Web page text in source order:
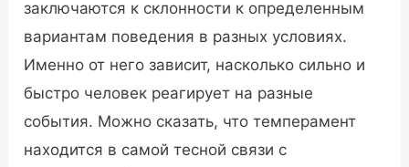
заключаются к склонности к определенным
вариантам поведения в разных условиях.
Именно от него зависит, насколько сильно и
быстро человек реагирует на разные
события. Можно сказать, что темперамент
находится в самой тесной связи с